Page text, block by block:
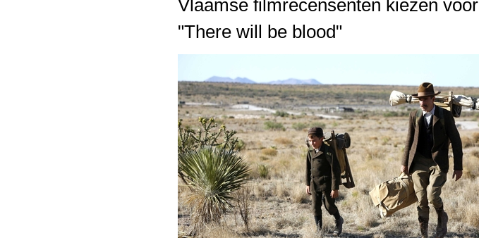
Vlaamse filmrecensenten kiezen voor
"There will be blood"